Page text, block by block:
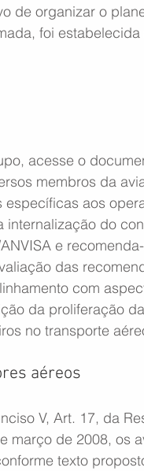
de organizar o
foi
acesse o
membros da
aos
do
e
das
com
da proliferação
no transporte
aéreos
V, Art. 17, da
março de 2008, os
texto